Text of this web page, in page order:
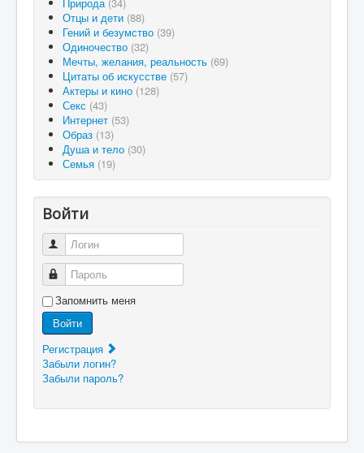
Отцы и дети (88)
Гений и безумство (39)
Одиночество (32)
Мечты, желания, реальность (69)
Цитаты об искусстве (57)
Актеры и кино (128)
Секс (43)
Интернет (53)
Образ (13)
Душа и тело (30)
Семья (19)
Войти
Логин
Пароль
Запомнить меня
Войти
Регистрация
Забыли логин?
Забыли пароль?